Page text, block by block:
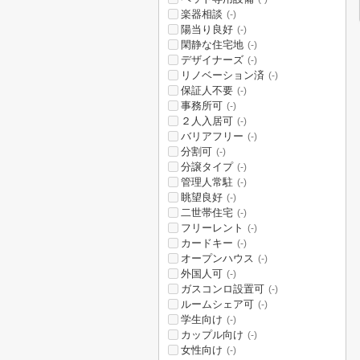
楽器相談 (-)
陽当り良好 (-)
閑静な住宅地 (-)
デザイナーズ (-)
リノベーション済 (-)
保証人不要 (-)
事務所可 (-)
２人入居可 (-)
バリアフリー (-)
分割可 (-)
分譲タイプ (-)
管理人常駐 (-)
眺望良好 (-)
二世帯住宅 (-)
フリーレント (-)
カードキー (-)
オープンハウス (-)
外国人可 (-)
ガスコンロ設置可 (-)
ルームシェア可 (-)
学生向け (-)
カップル向け (-)
女性向け (-)